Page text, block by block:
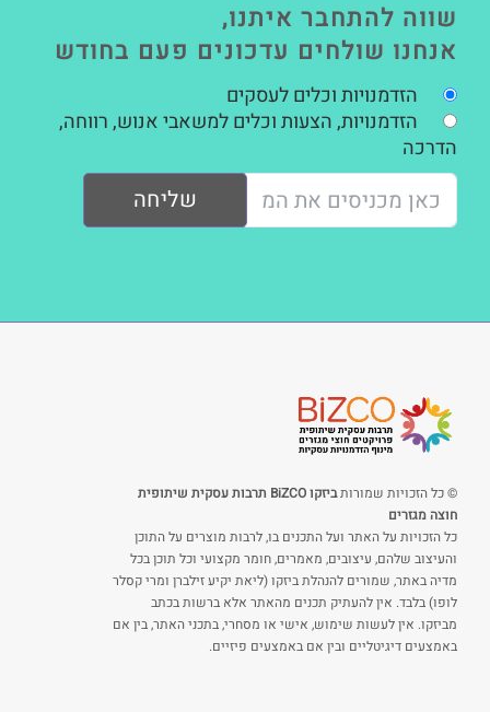
שווה להתחבר איתנו,
אנחנו שולחים עדכונים פעם בחודש
הזדמנויות וכלים לעסקים
הזדמנויות, הצעות וכלים למשאבי אנוש, רווחה,
הדרכה
שליחה
© כל הזכויות שמורות
ביזקו BiZCO תרבות עסקית שיתופית
חוצה מגזרים
כל הזכויות על האתר ועל התכנים בו, לרבות מוצרים על התוכן
והעיצוב שלהם, עיצובים, מאמרים, חומר מקצועי וכל תוכן בכל
מדיה באתר, שמורים להנהלת ביזקו (ליאת יקיע זילברן ומרי קסלר
לופו) בלבד. אין להעתיק תכנים מהאתר אלא ברשות בכתב
מביזקו. אין לעשות שימוש, אישי או מסחרי, בתכני האתר, בין אם
באמצעים דיגיטליים ובין אם באמצעים פיזיים.